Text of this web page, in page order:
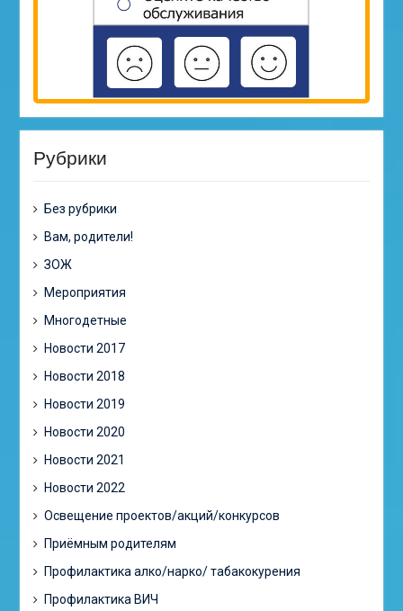
Рубрики
Без рубрики
Вам, родители!
ЗОЖ
Мероприятия
Многодетные
Новости 2017
Новости 2018
Новости 2019
Новости 2020
Новости 2021
Новости 2022
Освещение проектов/акций/конкурсов
Приёмным родителям
Профилактика алко/нарко/ табакокурения
Профилактика ВИЧ